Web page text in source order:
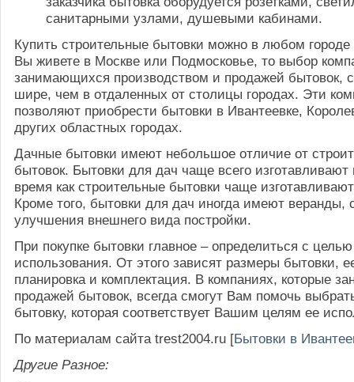
санитарными узлами, душевыми кабинами.
Купить строительные бытовки можно в любом
Вы живете в Москве или Подмосковье, то выбор
занимающихся производством и продажей бытовок,
шире, чем в отдаленных от столицы городах. Эти
позволяют приобрести бытовки в Ивантеевке,
других областных городах.
Дачные бытовки имеют небольшое отличие от
бытовок. Бытовки для дач чаще всего изготавливают
время как строительные бытовки чаще
Кроме того, бытовки для дач иногда имеют веранды,
улучшения внешнего вида постройки.
При покупке бытовки главное – определиться с
использования. От этого зависят размеры бытовки,
планировка и комплектация. В компаниях, которые
продажей бытовок, всегда смогут Вам помочь
бытовку, которая соответствует Вашим целям ее
По материалам сайта trest2004.ru [Бытовки в
Другие Разное: